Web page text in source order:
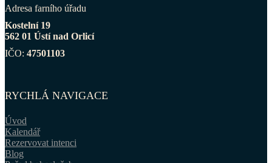
Adresa farního úřadu
Kostelní 19
562 01 Ústí nad Orlicí
IČO: 47501103
RYCHLÁ NAVIGACE
Úvod
Kalendář
Rezervovat intenci
Blog